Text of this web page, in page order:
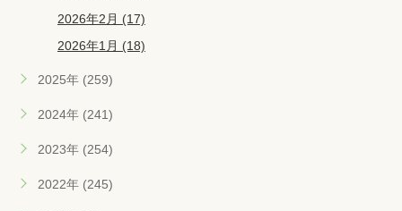
2026年2月 (17)
2026年1月 (18)
2025年 (259)
2024年 (241)
2023年 (254)
2022年 (245)